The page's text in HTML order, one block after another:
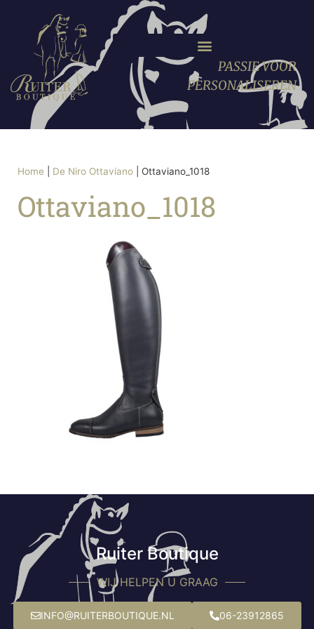
PASSIE VOOR
PERSONALISEREN
Home De Niro Ottaviano Ottaviano_1018
Ottaviano_1018
Ruiter Boutique
WIJ HELPEN U GRAAG
INFO@RUITERBOUTIQUE.NL 06-23912865